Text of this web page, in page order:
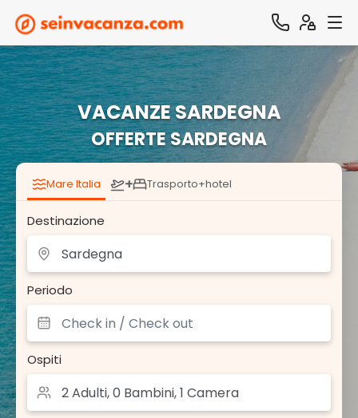
VACANZE SARDEGNA
OFFERTE SARDEGNA
Mare Italia + Trasporto+hotel
Destinazione
Periodo
Ospiti